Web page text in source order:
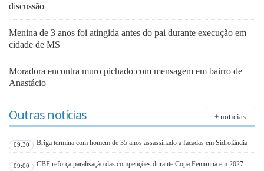
discussão
Menina de 3 anos foi atingida antes do pai durante execução em
cidade de MS
Moradora encontra muro pichado com mensagem em bairro de
Anastácio
Outras notícias + notícias
09:30 Briga termina com homem de 35 anos assassinado a facadas em Sidrolândia
09:00 CBF reforça paralisação das competições durante Copa Feminina em 2027